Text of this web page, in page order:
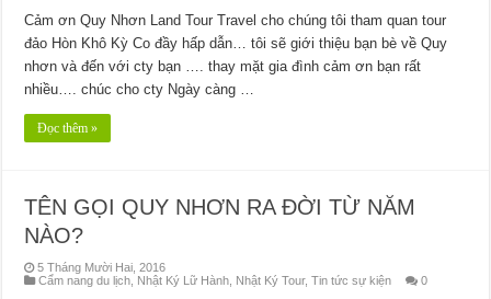
Cảm ơn Quy Nhơn Land Tour Travel cho chúng tôi tham quan tour
đảo Hòn Khô Kỳ Co đầy hấp dẫn… tôi sẽ giới thiệu bạn bè về Quy
nhơn và đến với cty bạn …. thay mặt gia đình cảm ơn bạn rất
nhiều…. chúc cho cty Ngày càng …
Đọc thêm »
TÊN GỌI QUY NHƠN RA ĐỜI TỪ NĂM
NÀO?
5 Tháng Mười Hai, 2016
Cẩm nang du lịch, Nhật Ký Lữ Hành, Nhật Ký Tour,Tin tức sự kiện 0